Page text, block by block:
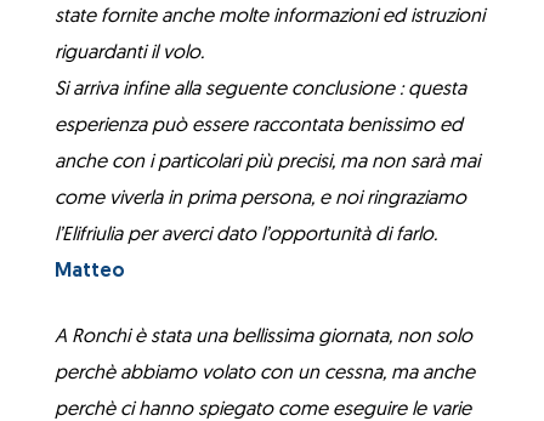
state fornite anche molte informazioni ed istruzioni
riguardanti il volo.
Si arriva infine alla seguente conclusione : questa
esperienza può essere raccontata benissimo ed
anche con i particolari più precisi, ma non sarà mai
come viverla in prima persona, e noi ringraziamo
l’Elifriulia per averci dato l’opportunità di farlo.
Matteo
A Ronchi è stata una bellissima giornata, non solo
perchè abbiamo volato con un cessna, ma anche
perchè ci hanno spiegato come eseguire le varie